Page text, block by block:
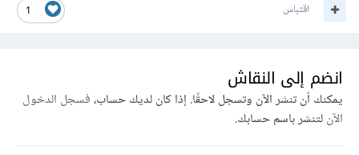
1 اقتباس
انضم إلى النقاش
يمكنك أن تنشر الآن وتسجل لاحقًا. إذا كان لديك حساب،فسجل الدخول
الآنلتنشر باسم حسابك.